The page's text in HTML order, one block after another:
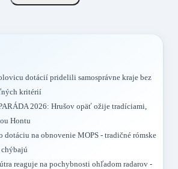
dotácií pridelili samosprávne kraje bez
kritérií
2026: Hrušov opäť ožije tradíciami,
Hontu
dotáciu na obnovenie MOPS - tradičné rómske
reaguje na pochybnosti ohľadom radarov -